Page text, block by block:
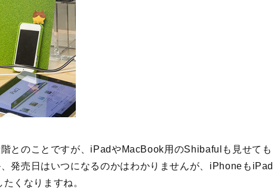
とのことですが、iPadやMacBook用のShibafulも見せても
発売日はいつになるのかはわかりませんが、iPhoneもiPad
くなりますね。